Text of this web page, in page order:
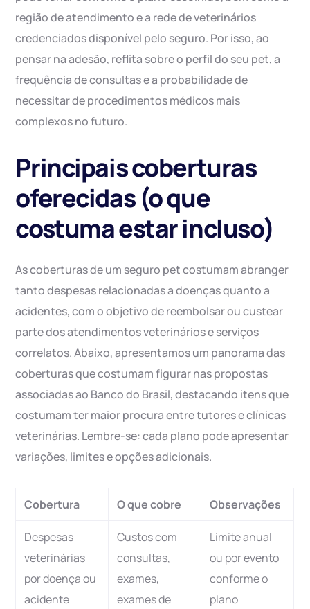
região de atendimento e a rede de veterinários
credenciados disponível pelo seguro. Por isso, ao
pensar na adesão, reflita sobre o perfil do seu pet, a
frequência de consultas e a probabilidade de
necessitar de procedimentos médicos mais
complexos no futuro.
Principais coberturas
oferecidas (o que
costuma estar incluso)
As coberturas de um seguro pet costumam abranger
tanto despesas relacionadas a doenças quanto a
acidentes, com o objetivo de reembolsar ou custear
parte dos atendimentos veterinários e serviços
correlatos. Abaixo, apresentamos um panorama das
coberturas que costumam figurar nas propostas
associadas ao Banco do Brasil, destacando itens que
costumam ter maior procura entre tutores e clínicas
veterinárias. Lembre-se: cada plano pode apresentar
variações, limites e opções adicionais.
Cobertura O que cobre Observações
Despesas
veterinárias
por doença ou
acidente
Custos com
consultas,
exames,
exames de
Limite anual
ou por evento
conforme o
plano